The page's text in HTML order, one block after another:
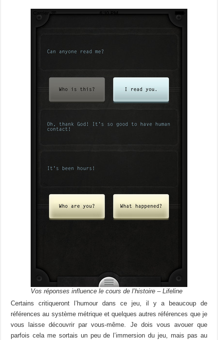
Vos réponses influence le cours de l’histoire – Lifeline
Certains critiqueront l’humour dans ce jeu, il y a beaucoup de
références au système métrique et quelques autres références que je
vous laisse découvrir par vous-même. Je dois vous avouer que
parfois cela me sortais un peu de l’immersion du jeu, mais pas au